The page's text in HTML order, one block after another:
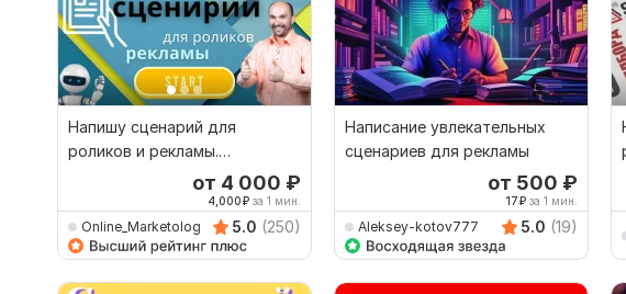
Напишу сценарий для
роликов и рекламы.
Видеоролик, рекламный,
от 4 000 ₽
4,000₽ за 1 мин.
Online_Marketolog 5.0 (250)
Написание увлекательных
сценариев для рекламы
от 500 ₽
17₽ за 1 мин.
Aleksey-kotov777 5.0 (19)